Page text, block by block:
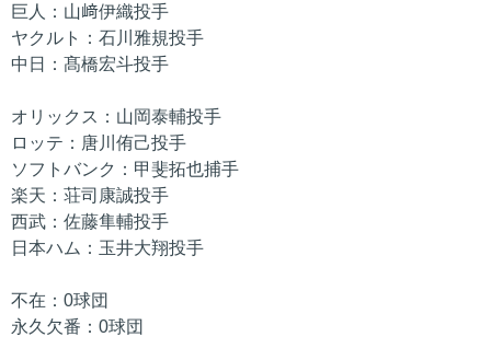
巨人：山﨑伊織投手
ヤクルト：石川雅規投手
中日：髙橋宏斗投手
オリックス：山岡泰輔投手
ロッテ：唐川侑己投手
ソフトバンク：甲斐拓也捕手
楽天：荘司康誠投手
西武：佐藤隼輔投手
日本ハム：玉井大翔投手
不在：0球団
永久欠番：0球団